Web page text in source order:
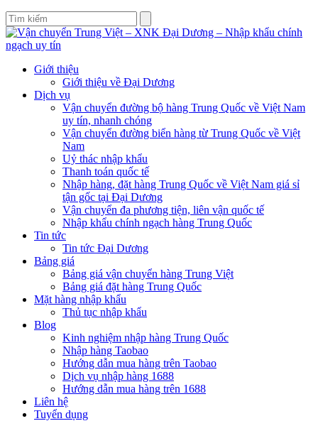
Giới thiệu
Giới thiệu về Đại Dương
Dịch vụ
Vận chuyển đường bộ hàng Trung Quốc về Việt Nam
uy tín, nhanh chóng
Vận chuyển đường biển hàng từ Trung Quốc về Việt
Nam
Uỷ thác nhập khẩu
Thanh toán quốc tế
Nhập hàng, đặt hàng Trung Quốc về Việt Nam giá sỉ
tận gốc tại Đại Dương
Vận chuyển đa phương tiện, liên vận quốc tế
Nhập khẩu chính ngạch hàng Trung Quốc
Tin tức
Tin tức Đại Dương
Bảng giá
Bảng giá vận chuyển hàng Trung Việt
Bảng giá đặt hàng Trung Quốc
Mặt hàng nhập khẩu
Thủ tục nhập khẩu
Blog
Kinh nghiệm nhập hàng Trung Quốc
Nhập hàng Taobao
Hướng dẫn mua hàng trên Taobao
Dịch vụ nhập hàng 1688
Hướng dẫn mua hàng trên 1688
Liên hệ
Tuyển dụng